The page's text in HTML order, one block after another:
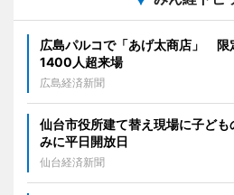
広島パルコで「あげ太商店」 限
1400人超来場
広島経済新聞
仙台市役所建て替え現場に子ど
みに平日開放日
仙台経済新聞